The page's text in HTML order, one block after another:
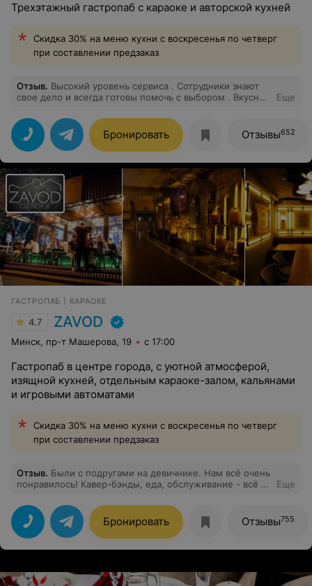
Трехэтажный гастропаб с караоке и авторской кухней
Скидка 30% на меню кухни с воскресенья по четверг
при составлении предзаказ
Отзыв. Высокий уровень сервиса . Сотрудники знают
свое дело и всегда готовы помочь с выбором . Вкусно
Еще
Бронировать Отзывы652
ГАСТРОПАБ | КАРАОКЕ
4.7 ZAVOD
Минск, пр-т Машерова, 19 с 17:00
Гастропаб в центре города, с уютной атмосферой,
изящной кухней, отдельным караоке-залом, кальянами
и игровыми автоматами
Скидка 30% на меню кухни с воскресенья по четверг
при составлении предзаказ
Отзыв. Были с подругами на девичнике. Нам всё очень
понравилось! Кавер-бэнды, еда, обслуживание - всё на
Еще
Бронировать Отзывы755